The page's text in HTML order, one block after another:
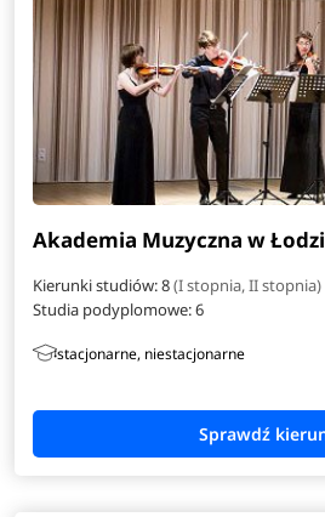
Akademia Muzyczna w Łodzi
Kierunki studiów: 8(I stopnia, II stopnia)
Studia podyplomowe:6
stacjonarne, niestacjonarne